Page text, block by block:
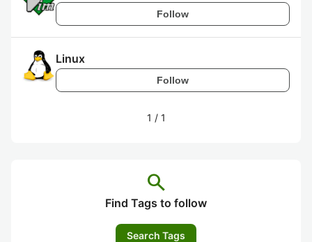
Follow
Linux
Follow
1 / 1
search
Find Tags to follow
Search Tags